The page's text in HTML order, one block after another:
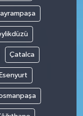
Çatalca
Esenyurt